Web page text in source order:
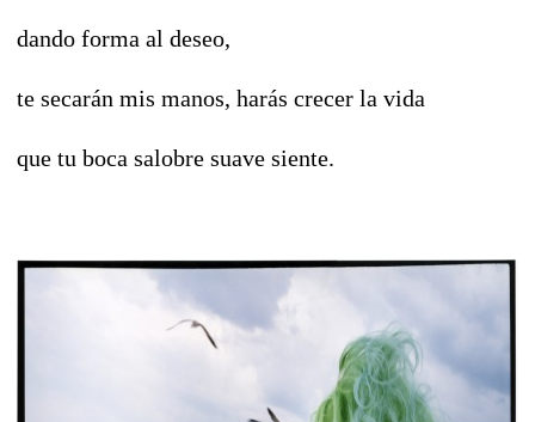
dando forma al deseo,
te secarán mis manos, harás crecer la vida
que tu boca salobre suave siente.